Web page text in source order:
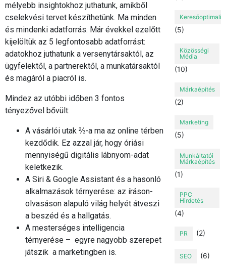
mélyebb insightokhoz juthatunk, amikből
cselekvési tervet készíthetünk. Ma minden
és mindenki adatforrás. Már évekkel ezelőtt
kijelöltük az 5 legfontosabb adatforrást:
adatokhoz juthatunk a versenytársaktól, az
ügyfelektől, a partnerektől, a munkatársaktól
és magáról a piacról is.
Mindez az utóbbi időben 3 fontos
tényezővel bővült:
A vásárlói utak ⅔-a ma az online térben
kezdődik. Ez azzal jár, hogy óriási
mennyiségű digitális lábnyom-adat
keletkezik.
A Siri & Google Assistant és a hasonló
alkalmazások térnyerése: az íráson-
olvasáson alapuló világ helyét átveszi
a beszéd és a hallgatás.
A mesterséges intelligencia
térnyerése – egyre nagyobb szerepet
játszik a marketingben is.
(5)
Közösségi
Média
(10)
Márkaépítés
(2)
Marketing
(5)
Munkáltatói
Márkaépítés
(1)
PPC
Hirdetés
(4)
PR (2)
SEO (6)